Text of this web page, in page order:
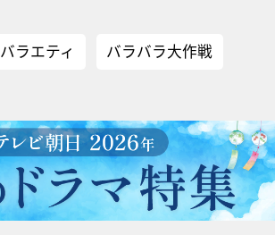
バラエティ バラバラ大作戦